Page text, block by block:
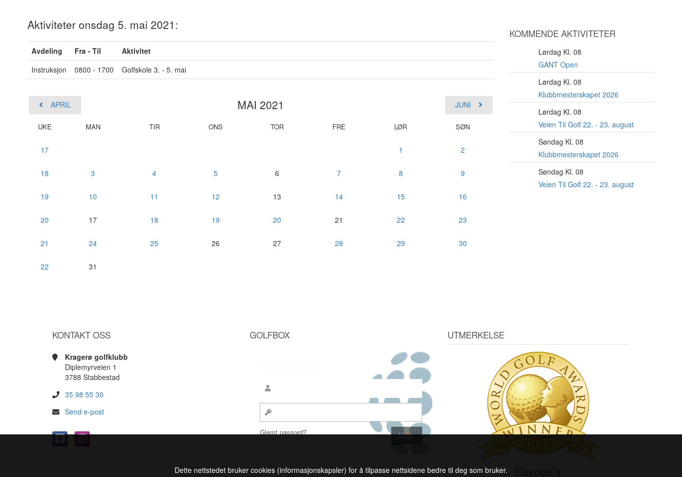
Aktiviteter onsdag 5. mai 2021:
Avdeling Fra - Til
Aktivitet
Instruksjon
0800 - 1700 Golfskole 3. - 5. mai
APRIL JUNI
MAI 2021
UKE MAN TIR ONS TOR FRE LØR SØN
17 1 2
18 3 4 5 6 7 8 9
19 10 11 12 13 14 15 16
20 17 18 19 20 21 22 23
21 24 25 26 27 28 29 30
22 31
KOMMENDE AKTIVITETER
Lørdag Kl. 08
GANT Open
Lørdag Kl. 08
Klubbmesterskapet 2026
Lørdag Kl. 08
Veien Til Golf 22. - 23. august
Søndag Kl. 08
Klubbmesterskapet 2026
Søndag Kl. 08
Veien Til Golf 22. - 23. august
KONTAKT OSS
Kragerø golfklubb
Diplemyrveien 1
3788 Stabbestad
35 98 55 30
Send e-post
GOLFBOX
Glemt passord?
UTMERKELSE
Dette nettstedet bruker cookies (informasjonskapsler) for å tilpasse nettsidene bedre til deg som bruker.